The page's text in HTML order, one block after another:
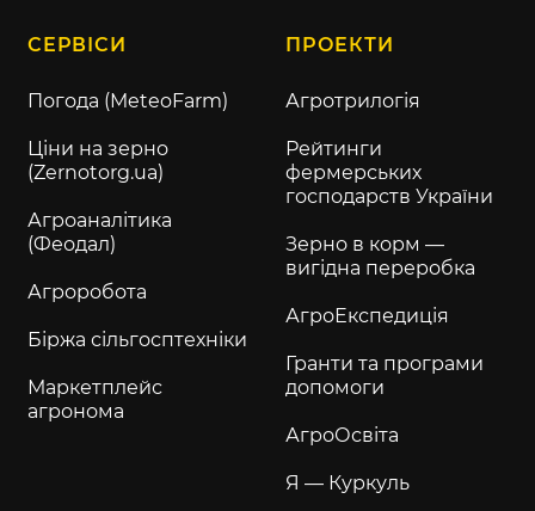
СЕРВІСИ
Погода (MeteoFarm)
Ціни на зерно
(Zernotorg.ua)
Агроаналітика
(Феодал)
Агроробота
Біржа сільгосптехніки
Маркетплейс
агронома
ПРОЕКТИ
Агротрилогія
Рейтинги
фермерських
господарств України
Зерно в корм —
вигідна переробка
АгроЕкспедиція
Гранти та програми
допомоги
АгроОсвіта
Я — Куркуль